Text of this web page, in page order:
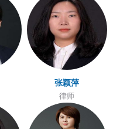
张颖萍
律师